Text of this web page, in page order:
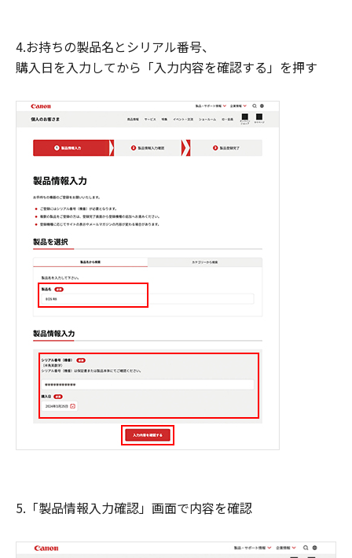
4.お持ちの製品名とシリアル番号、
購入日を入力してから「入力内容を確認する」を押す
5.「製品情報入力確認」画面で内容を確認